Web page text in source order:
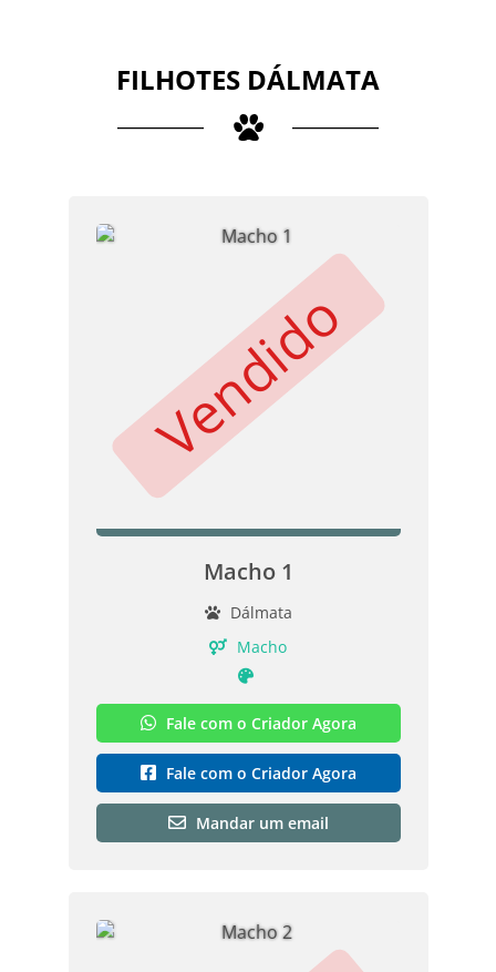
FILHOTES DÁLMATA
Vendido
Macho 1
Dálmata
Macho
Fale com o Criador Agora
Fale com o Criador Agora
Mandar um email